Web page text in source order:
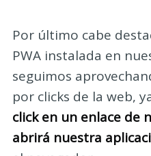
Por último cabe
PWA instalada en
seguimos
por clicks de la web,
click en un enlace de
abrirá nuestra